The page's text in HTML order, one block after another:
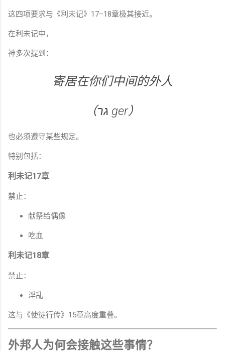
这四项要求与《利未记》17–18章极其接近。
在利未记中，
神多次提到：
寄居在你们中间的外人
（גר ger）
也必须遵守某些规定。
特别包括：
利未记17章
禁止：
献祭给偶像
吃血
利未记18章
禁止：
淫乱
这与《使徒行传》15章高度重叠。
外邦人为何会接触这些事情？